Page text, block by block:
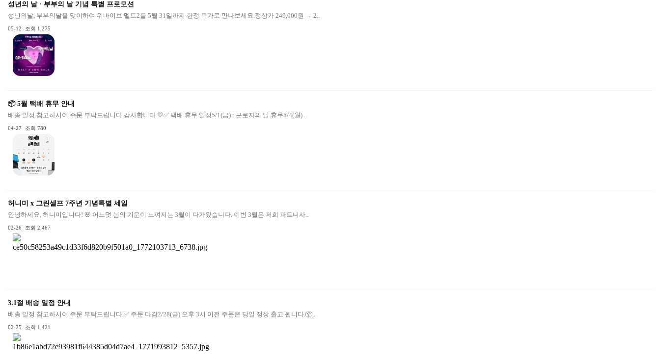
성년의 날 · 부부의 날 기념 특별 프로모션
성년의날, 부부의날을 맞이하여 위바이브 멜트2를 5월 31일까지 한정 특가로 만나보세요.정상가 249,000원 → 2..
05-12 조회 1,275
📦 5월 택배 휴무 안내
배송 일정 참고하시어 주문 부탁드립니다.감사합니다 💛✅ 택배 휴무 일정5/1(금) : 근로자의 날 휴무5/4(월) ..
04-27 조회 780
허니미 x 그린셀프 7주년 기념특별 세일
안녕하세요, 허니미입니다! 🌸 어느덧 봄의 기운이 느껴지는 3월이 다가왔습니다. 이번 3월은 저희 파트너사..
02-26 조회 2,467
3.1절 배송 일정 안내
배송 일정 참고하시어 주문 부탁드립니다.✅ 주문 마감2/28(금) 오후 3시 이전 주문은 당일 정상 출고 됩니다.📦..
02-25 조회 1,421